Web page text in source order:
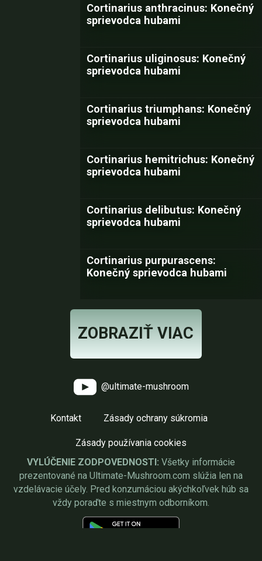
Cortinarius anthracinus: Konečný
sprievodca hubami
Cortinarius uliginosus: Konečný
sprievodca hubami
Cortinarius triumphans: Konečný
sprievodca hubami
Cortinarius hemitrichus: Konečný
sprievodca hubami
Cortinarius delibutus: Konečný
sprievodca hubami
Cortinarius purpurascens:
Konečný sprievodca hubami
ZOBRAZIŤ VIAC
@ultimate-mushroom
Kontakt Zásady ochrany súkromia
Zásady používania cookies
VYLÚČENIE ZODPOVEDNOSTI: Všetky informácie
prezentované na Ultimate-Mushroom.com slúžia len na
vzdelávacie účely. Pred konzumáciou akýchkoľvek húb sa
vždy poraďte s miestnym odborníkom.